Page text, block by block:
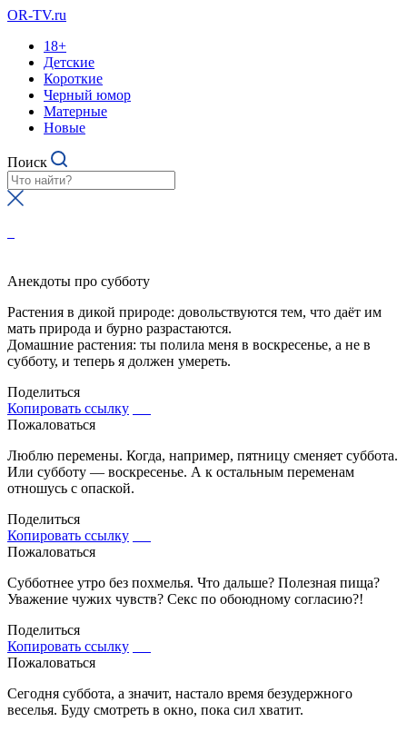
OR-TV.ru
18+
Детские
Короткие
Черный юмор
Матерные
Новые
Поиск
Анекдоты про субботу
Растения в дикой природе: довольствуются тем, что даёт им
мать природа и бурно разрастаются.
Домашние растения: ты полила меня в воскресенье, а не в
субботу, и теперь я должен умереть.
Поделиться
Копировать ссылку
Пожаловаться
Люблю перемены. Когда, например, пятницу сменяет суббота.
Или субботу — воскресенье. А к остальным переменам
отношусь с опаской.
Поделиться
Копировать ссылку
Пожаловаться
Субботнее утро без похмелья. Что дальше? Полезная пища?
Уважение чужих чувств? Секс по обоюдному согласию?!
Поделиться
Копировать ссылку
Пожаловаться
Сегодня суббота, а значит, настало время безудержного
веселья. Буду смотреть в окно, пока сил хватит.